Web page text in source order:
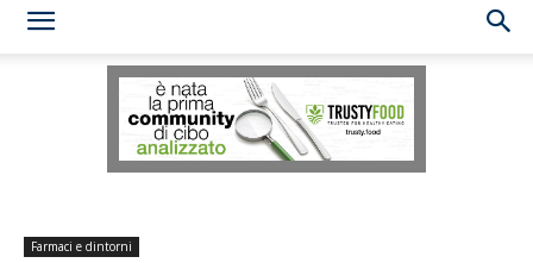
Salvagente
Farmaci e dintorni